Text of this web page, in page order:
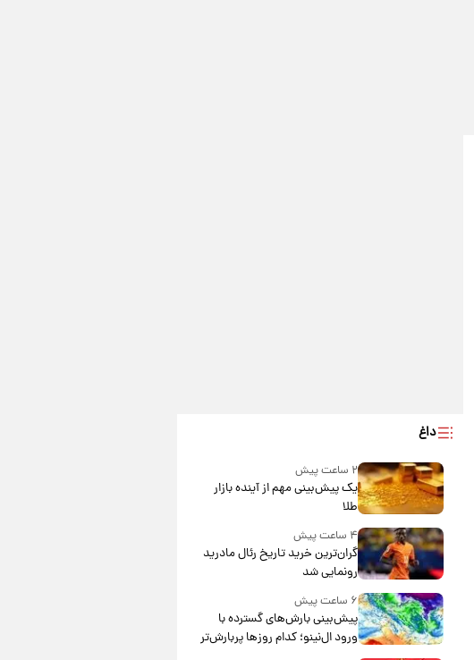
داغ
۲ ساعت پیش
یک پیش‌بینی مهم از آینده بازار
طلا
۴ ساعت پیش
گران‌ترین خرید تاریخ رئال مادرید
رونمایی شد
۶ ساعت پیش
پیش‌بینی بارش‌های گسترده با
ورود ال‌نینو؛ کدام روزها پربارش‌تر